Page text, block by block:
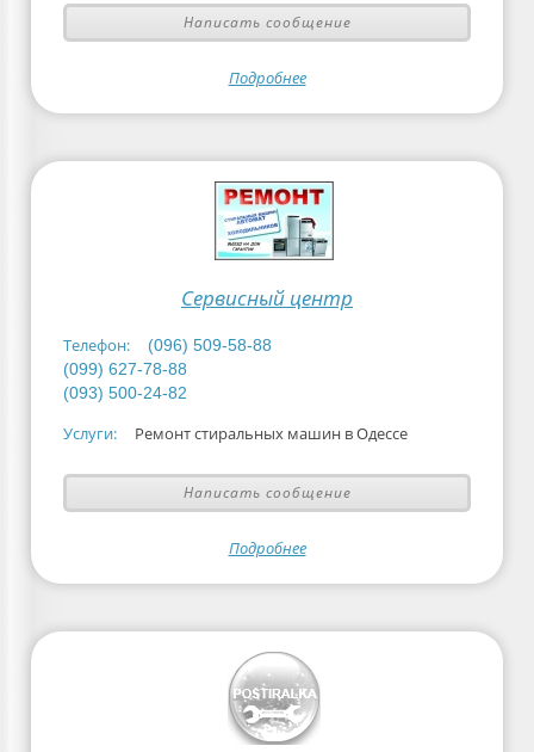
Написать сообщение
Подробнее
Сервисный центр
Телефон:
(096) 509-58-88
(099) 627-78-88
(093) 500-24-82
Услуги: Ремонт стиральных машин в Одессе
Написать сообщение
Подробнее